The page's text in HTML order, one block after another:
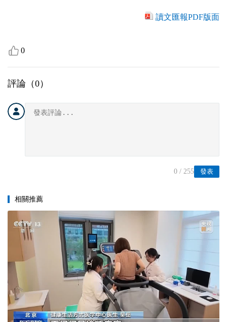
讀文匯報PDF版面
0
評論（0）
發表
0 / 255
相關推薦